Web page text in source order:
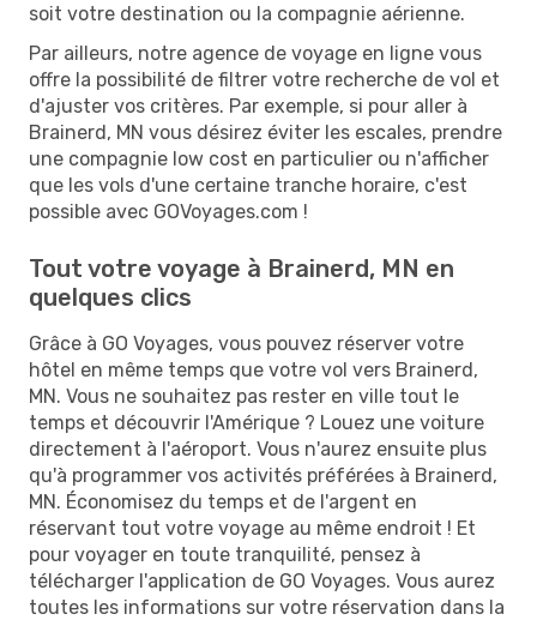
soit votre destination ou la compagnie aérienne.
Par ailleurs, notre agence de voyage en ligne vous
offre la possibilité de filtrer votre recherche de vol et
d'ajuster vos critères. Par exemple, si pour aller à
Brainerd, MN vous désirez éviter les escales, prendre
une compagnie low cost en particulier ou n'afficher
que les vols d'une certaine tranche horaire, c'est
possible avec GOVoyages.com !
Tout votre voyage à Brainerd, MN en
quelques clics
Grâce à GO Voyages, vous pouvez réserver votre
hôtel en même temps que votre vol vers Brainerd,
MN. Vous ne souhaitez pas rester en ville tout le
temps et découvrir l'Amérique ? Louez une voiture
directement à l'aéroport. Vous n'aurez ensuite plus
qu'à programmer vos activités préférées à Brainerd,
MN. Économisez du temps et de l'argent en
réservant tout votre voyage au même endroit ! Et
pour voyager en toute tranquilité, pensez à
télécharger l'application de GO Voyages. Vous aurez
toutes les informations sur votre réservation dans la